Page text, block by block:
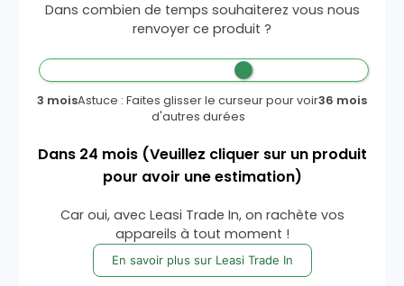
Dans combien de temps souhaiterez vous nous
renvoyer ce produit ?
3 moisAstuce : Faites glisser le curseur pour voir
d'autres durées
36 mois
Dans 24 mois (Veuillez cliquer sur un produit
pour avoir une estimation)
Car oui, avec Leasi Trade In, on rachète vos
appareils à tout moment !
En savoir plus sur Leasi Trade In